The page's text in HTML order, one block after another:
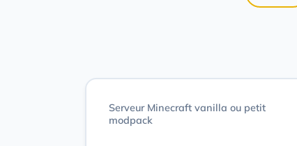
Serveur Minecraft vanilla ou petit
modpack